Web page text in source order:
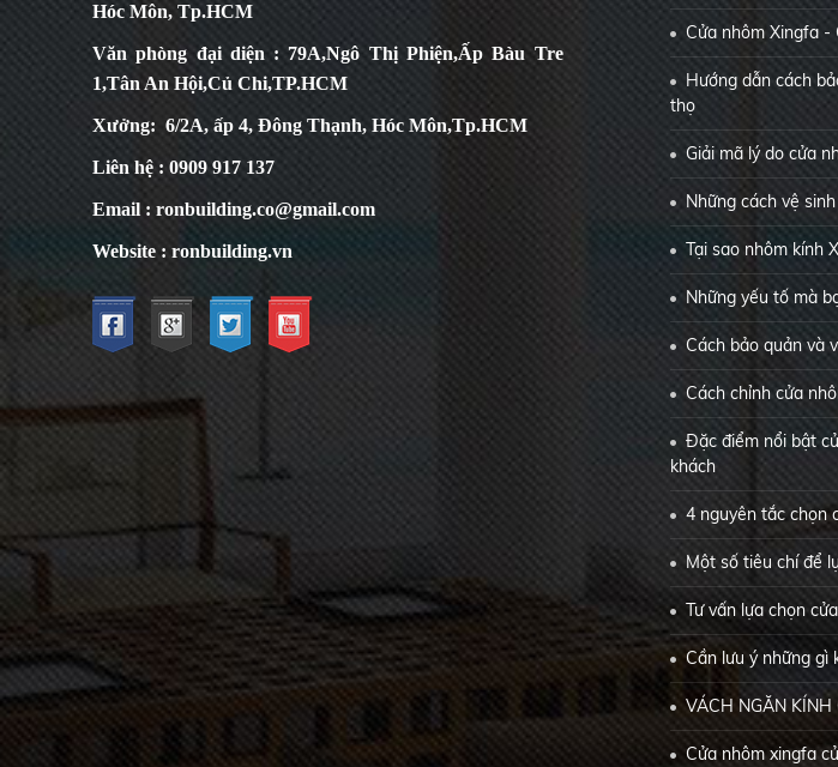
Hóc Môn, Tp.HCM
Văn phòng đại diện : 79A,Ngô Thị Phiện,Ấp Bàu Tre
1,Tân An Hội,Củ Chi,TP.HCM
Xưởng: 6/2A, ấp 4, Đông Thạnh, Hóc Môn,Tp.HCM
Liên hệ : 0909 917 137
Email : ronbuilding.co@gmail.com
Website : ronbuilding.vn
Cửa nhôm Xingfa -
Hướng dẫn cách
thọ
Giải mã lý do cửa
Những cách vệ sinh
Tại sao nhôm kính
Những yếu tố mà
Cách bảo quản và
Cách chỉnh cửa
Đặc điểm nổi bật
khách
4 nguyên tắc chọn
Một số tiêu chí để
Tư vấn lựa chọn
Cần lưu ý những gì
VÁCH NGĂN KÍNH
Cửa nhôm xingfa